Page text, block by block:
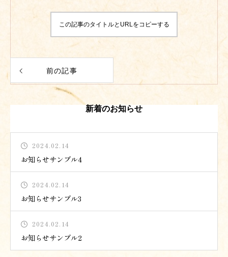
この記事のタイトルとURLをコピーする
前の記事
新着のお知らせ
2024.02.14
お知らせサンプル4
2024.02.14
お知らせサンプル3
2024.02.14
お知らせサンプル2